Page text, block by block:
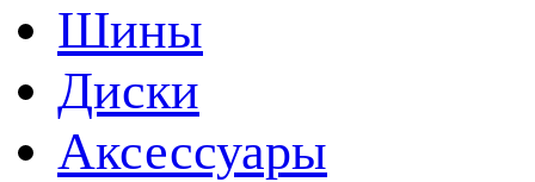
Шины
Диски
Аксессуары